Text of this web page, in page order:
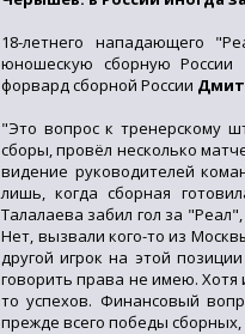
18-летнего нападающего
юношескую сборную России
форвард сборной России
"Это вопрос к тренерскому
сборы, провёл несколько
видение руководителей
лишь, когда сборная
Талалаева забил гол за
Нет, вызвали кого-то из
другой игрок на этой
говорить права не имею. Хотя
то успехов. Финансовый
прежде всего победы